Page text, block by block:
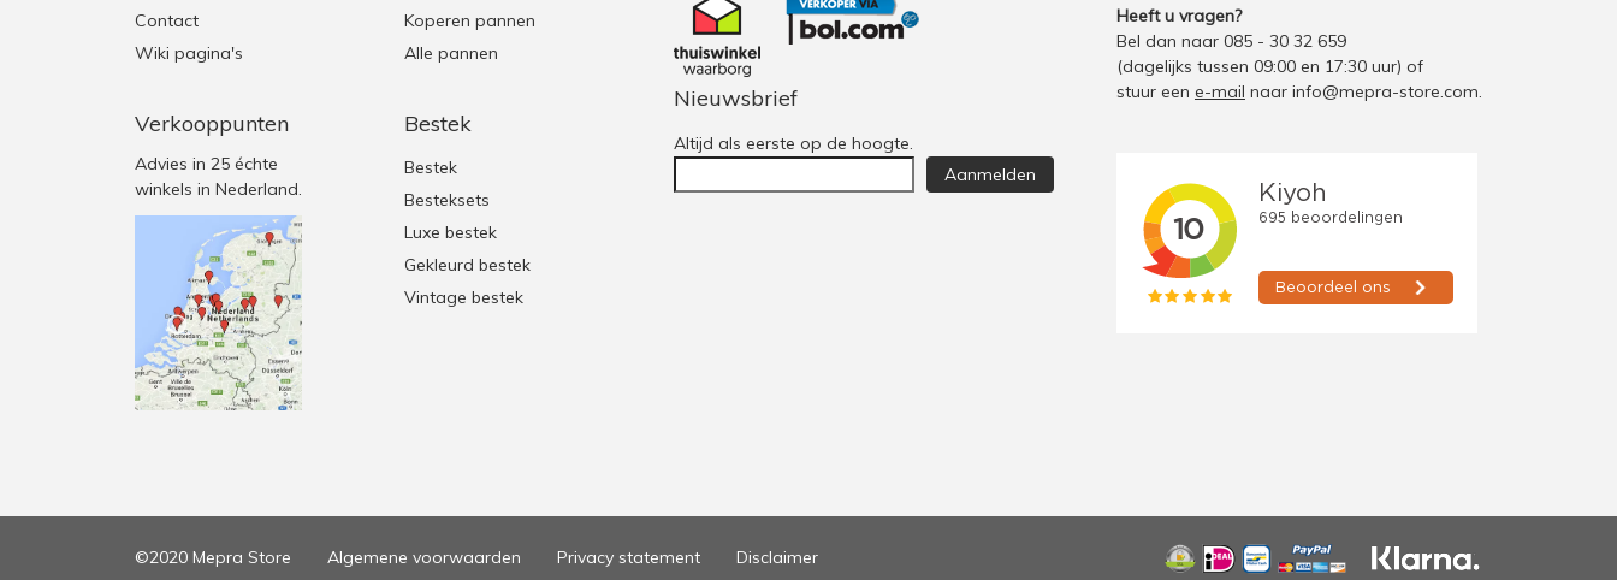
Heeft u vragen?
Bel dan naar 085 - 30 32 659
(dagelijks tussen 09:00 en 17:30 uur) of
stuur een e-mail naar info@mepra-store.com.
Contact
Wiki pagina's
Verkooppunten
Advies in 25 échte
winkels in Nederland.
Koperen pannen
Alle pannen
Bestek
Bestek
Besteksets
Luxe bestek
Gekleurd bestek
Vintage bestek
Nieuwsbrief
Altijd als eerste op de hoogte.
Aanmelden
©2020 Mepra Store Algemene voorwaarden Privacy statement Disclaimer